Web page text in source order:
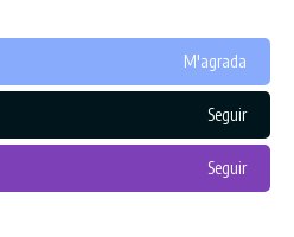
M'agrada
Seguir
Seguir